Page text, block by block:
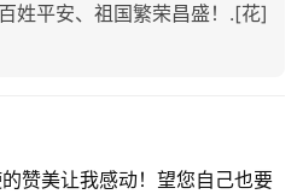
姓平安、祖国繁荣昌盛！.[花]
赞美让我感动！望您自己也要